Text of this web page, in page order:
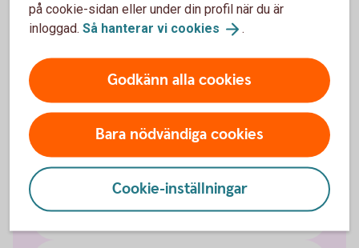
Vilka aktörer handlar terminer?
Ränteplaceringar
Bostadsobligationer
Certifikat
på cookie-sidan eller under din profil när du är
inloggad. Så hanterar vi cookies .
Godkänn alla cookies
Bara nödvändiga cookies
Cookie-inställningar